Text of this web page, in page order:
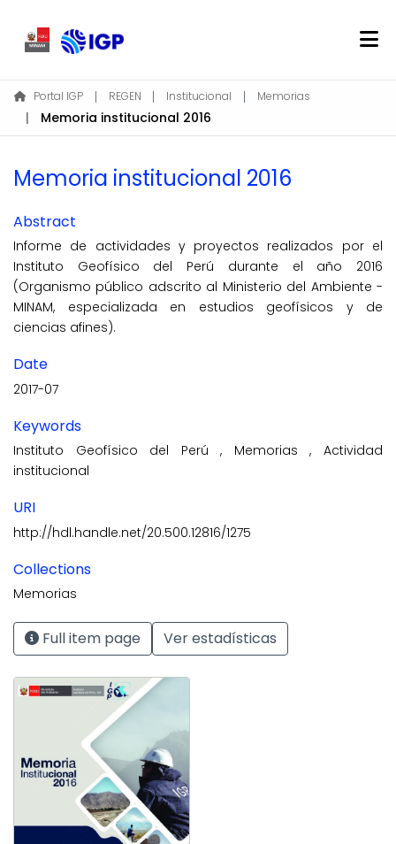
Home
About REGEN
Find
Log In
EN
Portal IGP REGEN Institucional Memorias
Memoria institucional 2016
Memoria institucional 2016
Abstract
Informe de actividades y proyectos realizados por el
Instituto Geofísico del Perú durante el año 2016
(Organismo público adscrito al Ministerio del Ambiente -
MINAM, especializada en estudios geofísicos y de
ciencias afines).
Date
2017-07
Keywords
Instituto Geofísico del Perú, Memorias,Actividad
institucional
URI
http://hdl.handle.net/20.500.12816/1275
Collections
Memorias
Full item page Ver estadísticas